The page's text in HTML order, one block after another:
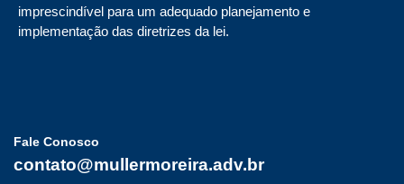
imprescindível para um adequado planejamento e
implementação das diretrizes da lei.
Fale Conosco
contato@mullermoreira.adv.br